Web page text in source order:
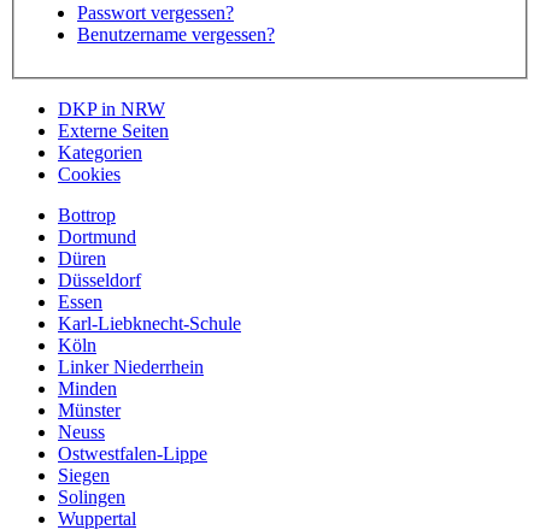
Passwort vergessen?
Benutzername vergessen?
DKP in NRW
Externe Seiten
Kategorien
Cookies
Bottrop
Dortmund
Düren
Düsseldorf
Essen
Karl-Liebknecht-Schule
Köln
Linker Niederrhein
Minden
Münster
Neuss
Ostwestfalen-Lippe
Siegen
Solingen
Wuppertal